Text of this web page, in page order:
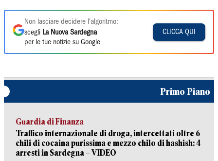
Non lasciare decidere l'algoritmo:
scegli La Nuova Sardegna
per le tue notizie su Google
CLICCA QUI
Primo Piano
Guardia di Finanza
Traffico internazionale di droga, intercettati oltre 6
chili di cocaina purissima e mezzo chilo di hashish: 4
arresti in Sardegna – VIDEO